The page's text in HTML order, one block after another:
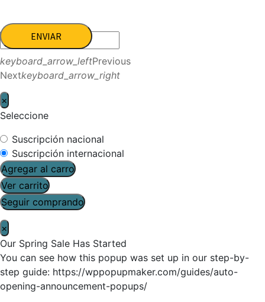
ENVIAR
keyboard_arrow_leftPrevious
Nextkeyboard_arrow_right
×
Seleccione
Suscripción nacional
Suscripción internacional
Agregar al carro
Ver carrito
Seguir comprando
×
Our Spring Sale Has Started
You can see how this popup was set up in our step-by-
step guide: https://wppopupmaker.com/guides/auto-
opening-announcement-popups/